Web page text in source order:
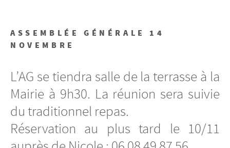
ASSEMBLÉE GÉNÉRALE 14
NOVEMBRE
L’AG se tiendra salle de la terrasse à la
Mairie à 9h30. La réunion sera suivie
du traditionnel repas.
Réservation au plus tard le 10/11